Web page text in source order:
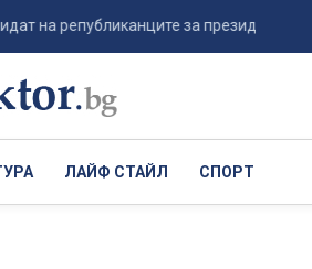
за президентския вот пре...
ЛАЙФ СТАЙЛ СПОРТ